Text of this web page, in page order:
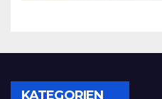
neu definiert
KATEGORIEN